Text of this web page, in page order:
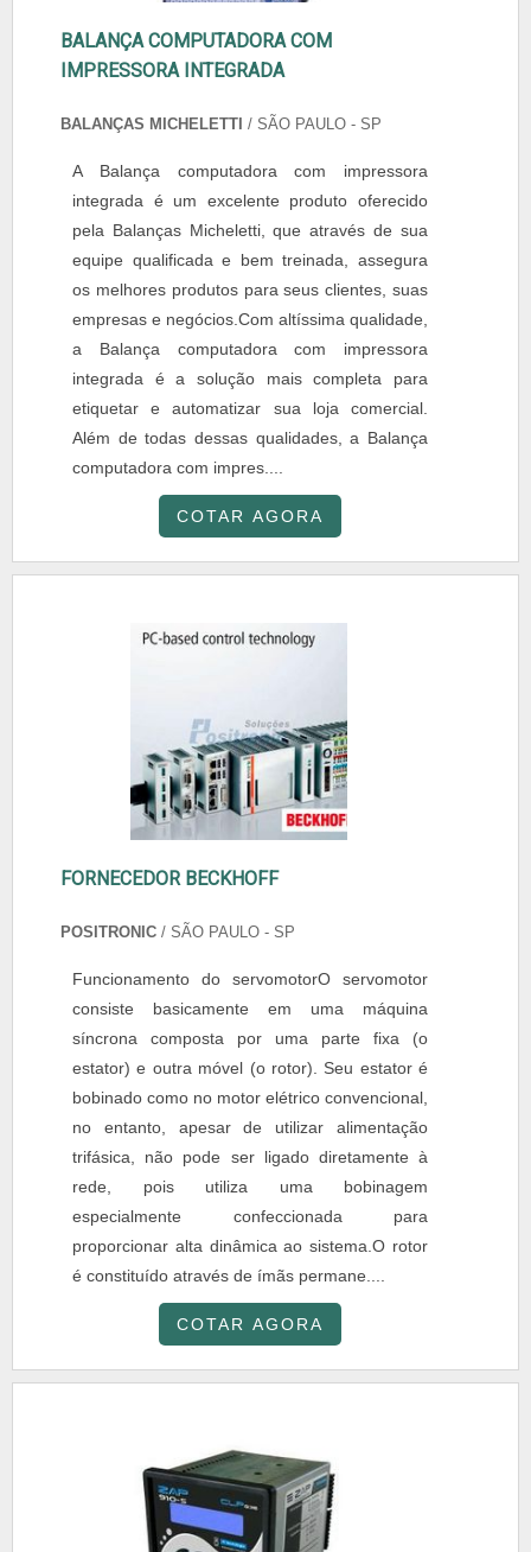
BALANÇA COMPUTADORA COM
IMPRESSORA INTEGRADA
BALANÇAS MICHELETTI / SÃO PAULO - SP
A Balança computadora com impressora
integrada é um excelente produto oferecido
pela Balanças Micheletti, que através de sua
equipe qualificada e bem treinada, assegura
os melhores produtos para seus clientes, suas
empresas e negócios.Com altíssima qualidade,
a Balança computadora com impressora
integrada é a solução mais completa para
etiquetar e automatizar sua loja comercial.
Além de todas dessas qualidades, a Balança
computadora com impres....
COTAR AGORA
FORNECEDOR BECKHOFF
POSITRONIC / SÃO PAULO - SP
Funcionamento do servomotorO servomotor
consiste basicamente em uma máquina
síncrona composta por uma parte fixa (o
estator) e outra móvel (o rotor). Seu estator é
bobinado como no motor elétrico convencional,
no entanto, apesar de utilizar alimentação
trifásica, não pode ser ligado diretamente à
rede, pois utiliza uma bobinagem
especialmente confeccionada para
proporcionar alta dinâmica ao sistema.O rotor
é constituído através de ímãs permane....
COTAR AGORA